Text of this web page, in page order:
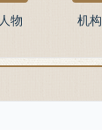
人物 机构